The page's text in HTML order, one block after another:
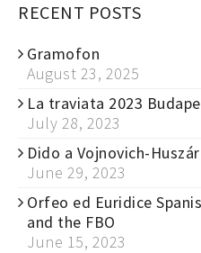
RECENT POSTS
Gramofon
August 23, 2025
La traviata 2023
July 28, 2023
Dido a Vojnovich-
June 29, 2023
Orfeo ed Euridice
and the FBO
June 15, 2023